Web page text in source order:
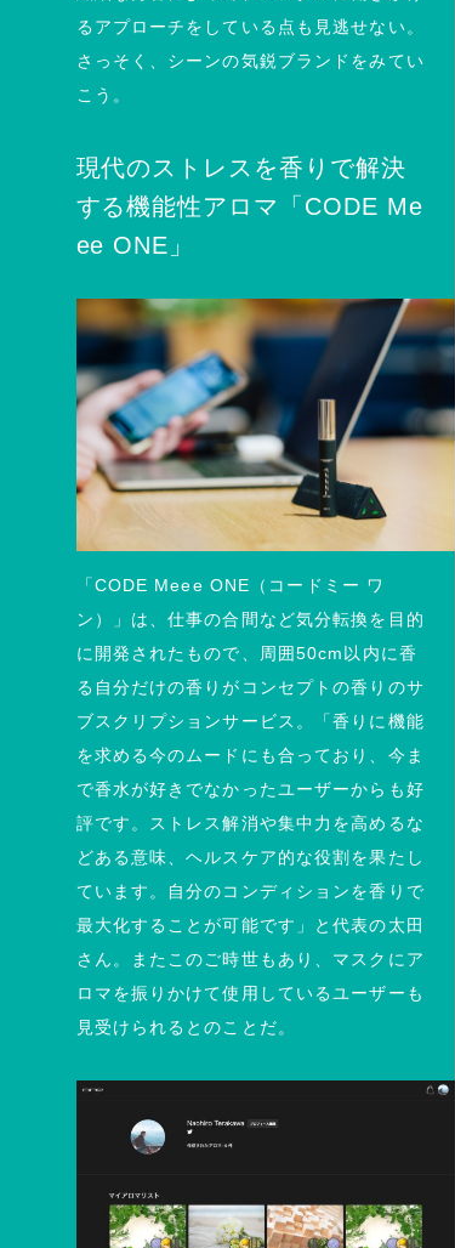
るアプローチをしている点も見逃せない。
さっそく、シーンの気鋭ブランドをみてい
こう。
現代のストレスを香りで解決
する機能性アロマ「CODE Me
ee ONE」
「CODE Meee ONE（コードミー ワ
ン）」は、仕事の合間など気分転換を目的
に開発されたもので、周囲50cm以内に香
る自分だけの香りがコンセプトの香りのサ
ブスクリプションサービス。「香りに機能
を求める今のムードにも合っており、今ま
で香水が好きでなかったユーザーからも好
評です。ストレス解消や集中力を高めるな
どある意味、ヘルスケア的な役割を果たし
ています。自分のコンディションを香りで
最大化することが可能です」と代表の太田
さん。またこのご時世もあり、マスクにア
ロマを振りかけて使用しているユーザーも
見受けられるとのことだ。